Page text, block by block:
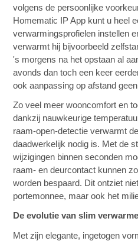
volgens de persoonlijke
Homematic IP App kunt u heel
verwarmingsprofielen instellen
verwarmt hij bijvoorbeeld
's morgens na het opstaan al
avonds dan toch een keer
ook aanpassing op afstand
Zo veel meer wooncomfort en
dankzij nauwkeurige
raam-open-detectie verwarmt
daadwerkelijk nodig is. Met de
wijzigingen binnen seconden
raam- en deurcontact kunnen
worden bespaard. Dit ontziet
portemonnee, maar ook het
De evolutie van slim
Met zijn elegante, ingetogen